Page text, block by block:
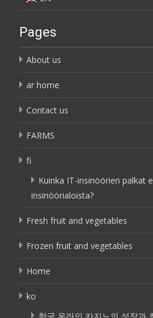
Pages
About us
ar home
Contact us
FARMS
fi
Kuinka IT-insinöörien palkat
insinöörialoista?
Fresh fruit and vegetables
Frozen fruit and vegetables
Home
ko